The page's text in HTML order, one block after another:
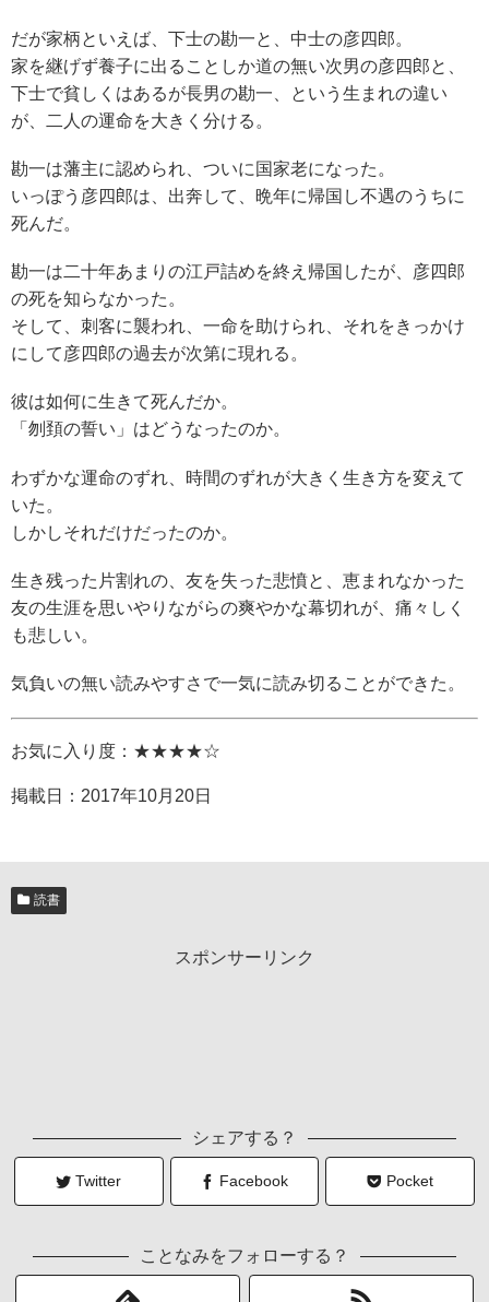
だが家柄といえば、下士の勘一と、中士の彦四郎。
家を継げず養子に出ることしか道の無い次男の彦四郎と、
下士で貧しくはあるが長男の勘一、という生まれの違い
が、二人の運命を大きく分ける。
勘一は藩主に認められ、ついに国家老になった。
いっぽう彦四郎は、出奔して、晩年に帰国し不遇のうちに
死んだ。
勘一は二十年あまりの江戸詰めを終え帰国したが、彦四郎
の死を知らなかった。
そして、刺客に襲われ、一命を助けられ、それをきっかけ
にして彦四郎の過去が次第に現れる。
彼は如何に生きて死んだか。
「刎頚の誓い」はどうなったのか。
わずかな運命のずれ、時間のずれが大きく生き方を変えて
いた。
しかしそれだけだったのか。
生き残った片割れの、友を失った悲憤と、恵まれなかった
友の生涯を思いやりながらの爽やかな幕切れが、痛々しく
も悲しい。
気負いの無い読みやすさで一気に読み切ることができた。
お気に入り度：★★★★☆
掲載日： 2017年10月20日
読書
スポンサーリンク
シェアする？
Twitter Facebook Pocket
ことなみをフォローする？